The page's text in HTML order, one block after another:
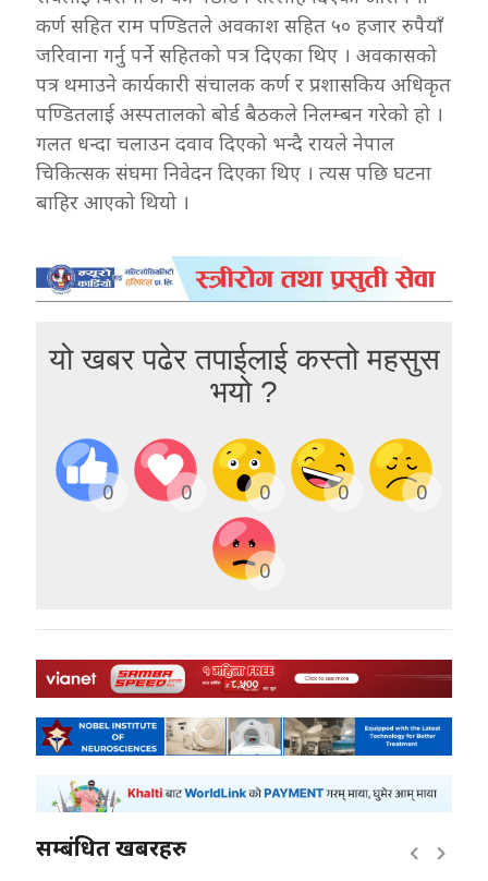
कर्ण सहित राम पण्डितले अवकाश सहित ५० हजार रुपैयाँ
जरिवाना गर्नु पर्ने सहितको पत्र दिएका थिए । अवकासको
पत्र थमाउने कार्यकारी संचालक कर्ण र प्रशासकिय अधिकृत
पण्डितलाई अस्पतालको बोर्ड बैठकले निलम्बन गरेको हो ।
गलत धन्दा चलाउन दवाव दिएको भन्दै रायले नेपाल
चिकित्सक संघमा निवेदन दिएका थिए । त्यस पछि घटना
बाहिर आएको थियो ।
यो खबर पढेर तपाईलाई कस्तो महसुस
भयो ?
0 0 0 0 0
0
सम्बंधित खबरहरु